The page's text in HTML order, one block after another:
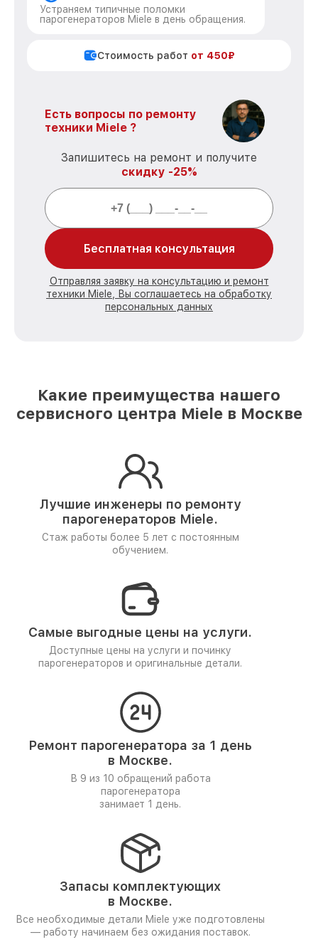
Устраняем типичные поломки
парогенераторов Miele в день обращения.
Стоимость работ от 450₽
Есть вопросы по ремонту
техники Miele ?
Запишитесь на ремонт и получите
скидку -25%
Бесплатная консультация
Отправляя заявку на консультацию и ремонт
техники Miele, Вы соглашаетесь на обработку
персональных данных
Какие преимущества нашего
сервисного центра Miele в Москве
Лучшие инженеры по ремонту
парогенераторов Miele.
Стаж работы более 5 лет с постоянным
обучением.
Самые выгодные цены на услуги.
Доступные цены на услуги и починку
парогенераторов и оригинальные детали.
Ремонт парогенератора за 1 день
в Москве.
В 9 из 10 обращений работа
парогенератора
занимает 1 день.
Запасы комплектующих
в Москве.
Все необходимые детали Miele уже подготовлены
— работу начинаем без ожидания поставок.